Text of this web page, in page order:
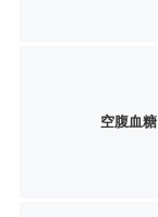
空腹血糖